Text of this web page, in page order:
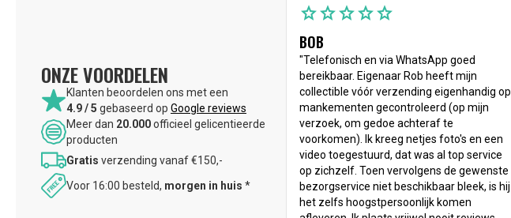
ONZE VOORDELEN
Klanten beoordelen ons met een
4.9 / 5 gebaseerd op Google reviews
Meer dan 20.000officieel gelicentieerde
producten
Gratis verzending vanaf €150,-
Voor 16:00 besteld, morgen in huis *
starstarstarstarstar
BOB
"Telefonisch en via WhatsApp goed
bereikbaar. Eigenaar Rob heeft mijn
collectible vóór verzending eigenhandig op
mankementen gecontroleerd (op mijn
verzoek, om gedoe achteraf te
voorkomen). Ik kreeg netjes foto's en een
video toegestuurd, dat was al top service
op zichzelf. Toen vervolgens de gewenste
bezorgservice niet beschikbaar bleek, is hij
het zelfs hoogstpersoonlijk komen